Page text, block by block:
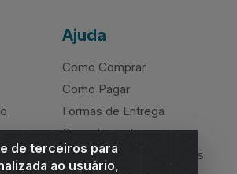
de terceiros para
ao usuário,
Ajuda
Como Comprar
Como Pagar
Formas de Entrega
Cancelamentos
Ressarcimento de valores